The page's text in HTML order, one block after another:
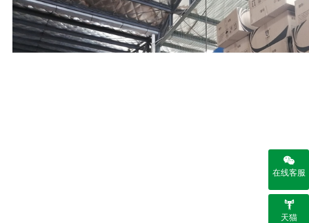
在线客服
天猫